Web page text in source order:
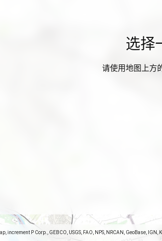
increment P Corp., GEBCO, USGS, FAO, NPS, NRCAN, GeoBase,
选择
请使用地图上方